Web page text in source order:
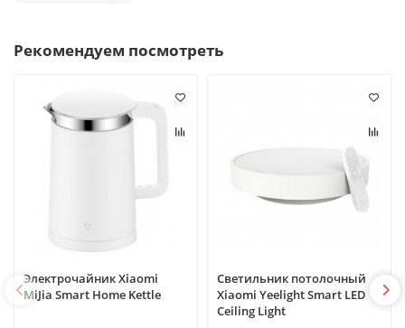
Рекомендуем посмотреть
Электрочайник Xiaomi
MiJia Smart Home Kettle
Светильник потолочный
Xiaomi Yeelight Smart LED
Ceiling Light